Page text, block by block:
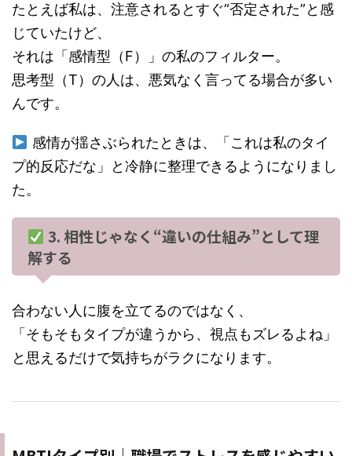
たとえば私は、注意されるとすぐ“否定された”と感
じていたけど、
それは「感情型（F）」の私のフィルター。
思考型（T）の人は、悪気なく言ってる場合が多い
んです。
感情が揺さぶられたときは、「これは私のタイ
プ的反応だな」と冷静に整理できるようになりまし
た。
3. 相性じゃなく“違いの仕組み”として理
解する
合わない人に腹を立てるのではなく、
「そもそもタイプが違うから、視点もズレるよね」
と思えるだけで気持ちがラクになります。